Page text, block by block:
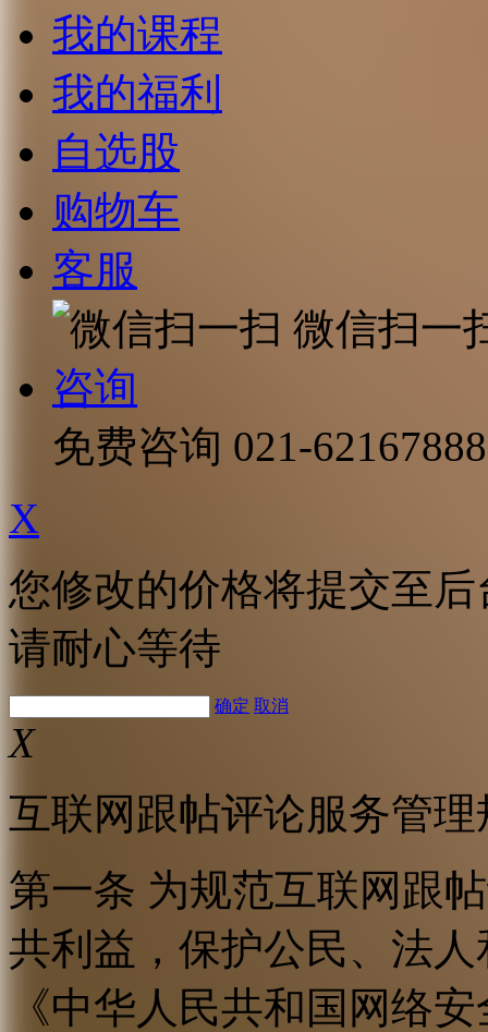
我的课程
我的福利
自选股
购物车
客服
微信扫一
咨询
免费咨询 021-62167888
X
您修改的价格将提交至
请耐心等待
确定 取消
X
互联网跟帖评论服务管理
第一条 为规范互联网跟
共利益，保护公民、法
《中华人民共和国网络